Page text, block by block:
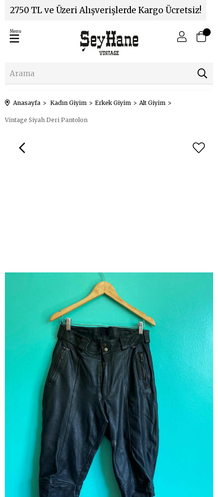
2750 TL ve Üzeri Alışverişlerde Kargo Ücretsiz!
Menu
Anasayfa Kadın Giyim Erkek Giyim Alt Giyim
Vintage Siyah Deri Pantolon